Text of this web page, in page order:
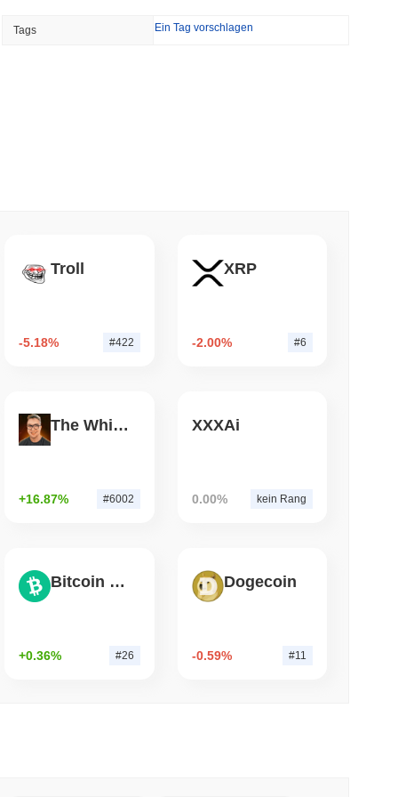
Krypto staken, ohne jemals seine
lesen
Tags Ein Tag vorschlagen
Troll
-5.18% #422
XRP
-2.00% #6
The White Bull
+16.87% #6002
XXXAi
0.00% kein Rang
Bitcoin Cash
+0.36% #26
Dogecoin
-0.59% #11